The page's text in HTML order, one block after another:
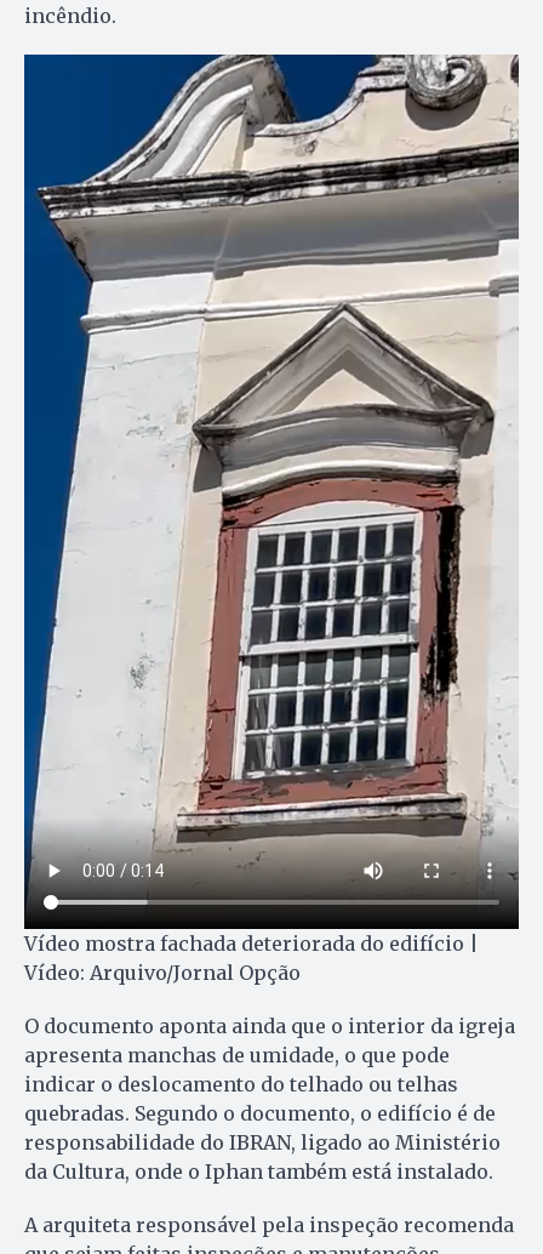
incêndio.
Vídeo mostra fachada deteriorada do edifício |
Vídeo: Arquivo/Jornal Opção
O documento aponta ainda que o interior da igreja
apresenta manchas de umidade, o que pode
indicar o deslocamento do telhado ou telhas
quebradas. Segundo o documento, o edifício é de
responsabilidade do IBRAN, ligado ao Ministério
da Cultura, onde o Iphan também está instalado.
A arquiteta responsável pela inspeção recomenda